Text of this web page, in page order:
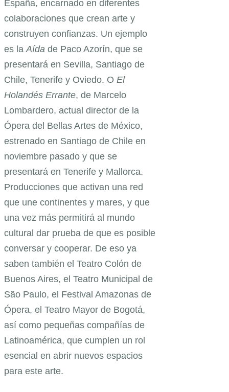
España, encarnado en diferentes
colaboraciones que crean arte y
construyen confianzas. Un ejemplo
es la Aída de Paco Azorín, que se
presentará en Sevilla, Santiago de
Chile, Tenerife y Oviedo. O El
Holandés Errante, de Marcelo
Lombardero, actual director de la
Ópera del Bellas Artes de México,
estrenado en Santiago de Chile en
noviembre pasado y que se
presentará en Tenerife y Mallorca.
Producciones que activan una red
que une continentes y mares, y que
una vez más permitirá al mundo
cultural dar prueba de que es posible
conversar y cooperar. De eso ya
saben también el Teatro Colón de
Buenos Aires, el Teatro Municipal de
São Paulo, el Festival Amazonas de
Ópera, el Teatro Mayor de Bogotá,
así como pequeñas compañías de
Latinoamérica, que cumplen un rol
esencial en abrir nuevos espacios
para este arte.